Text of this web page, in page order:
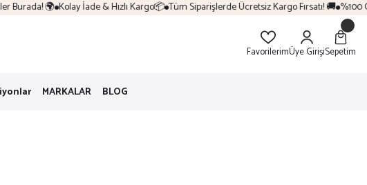
🌍 Kolay İade & Hızlı Kargo📦 Tüm Siparişlerde Ücretsiz Kargo Fırsatı! 🚚 %100
FavorilerimÜye GirişiSepetim
MARKALAR BLOG